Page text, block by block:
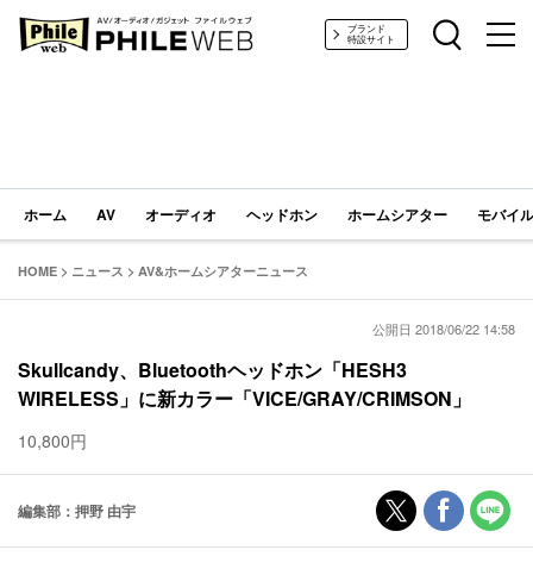
PHILE WEB｜AV/オーディオ/ガジェットブランド
特設サイト
ホーム AV オーディオ ヘッドホン ホームシアター モバイ
HOME > ニュース > AV&ホームシアターニュース
公開日 2018/06/22 14:58
Skullcandy、Bluetoothヘッドホン「HESH3
WIRELESS」に新カラー「VICE/GRAY/CRIMSON」
10,800円
編集部：押野 由宇